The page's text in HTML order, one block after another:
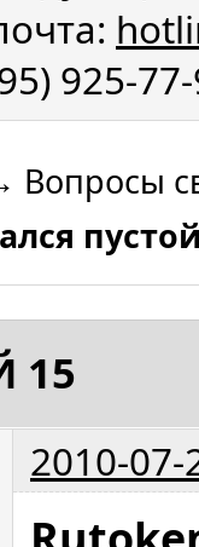
925-
Вопросы
15
2010-07-